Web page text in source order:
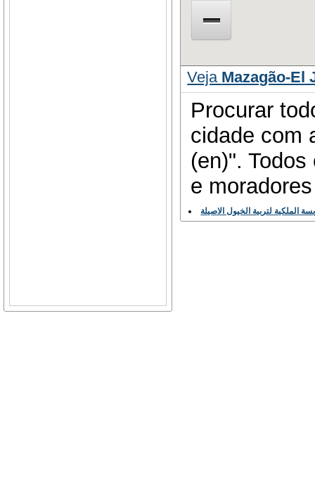
Veja Mazagão-El
Procurar
cidade com
(en)".
e
الملكية لتربية الخيول الاصيلة